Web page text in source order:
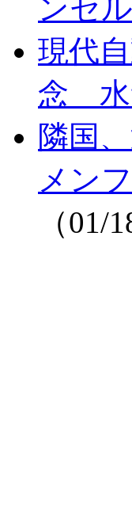
ンセル
現代
念 水
隣国
メン
（01/